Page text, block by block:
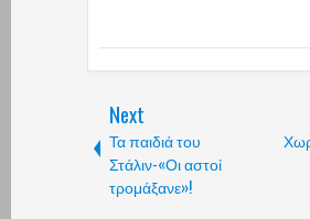
Next
Τα παιδιά του
Στάλιν-«Οι αστοί
τρομάξανε»!